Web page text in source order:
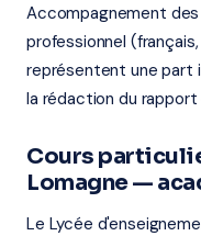
Accompagnement
professionnel
représentent une part
la rédaction du
Cours
Lomagne —
Le Lycée